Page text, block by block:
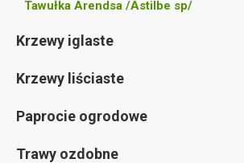
Tawułka Arendsa /Astilbe sp/
Krzewy iglaste
Krzewy liściaste
Paprocie ogrodowe
Trawy ozdobne